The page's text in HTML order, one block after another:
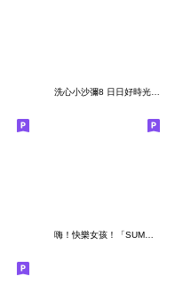
洗心小沙彌8 日日好時光大貼圖
嗨！快樂女孩！「SUMMER」